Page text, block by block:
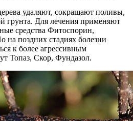
удаляют, сокращают поливы,
грунта. Для лечения применяют
средства Фитоспорин,
поздних стадиях болезни
к более агрессивным
Топаз, Скор, Фундазол.